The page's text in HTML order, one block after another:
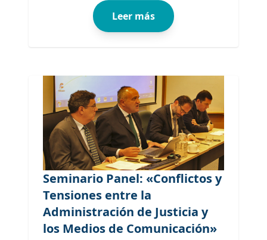
Leer más
Seminario Panel: «Conflictos y
Tensiones entre la
Administración de Justicia y
los Medios de Comunicación»